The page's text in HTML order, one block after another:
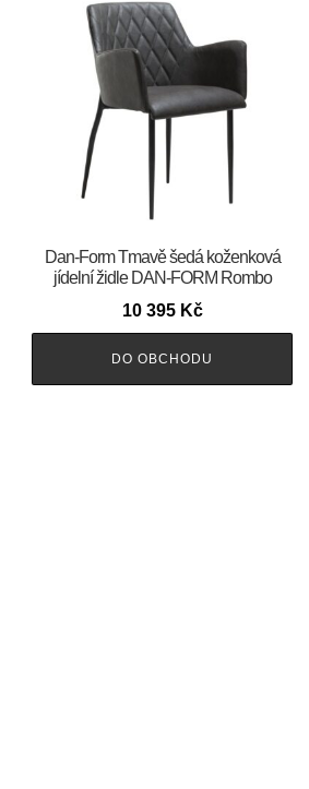
​​​​​Dan-Form Tmavě šedá koženková
jídelní židle DAN-FORM Rombo
10 395 Kč
DO OBCHODU